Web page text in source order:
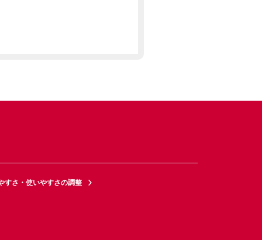
すさ・使いやすさの調整